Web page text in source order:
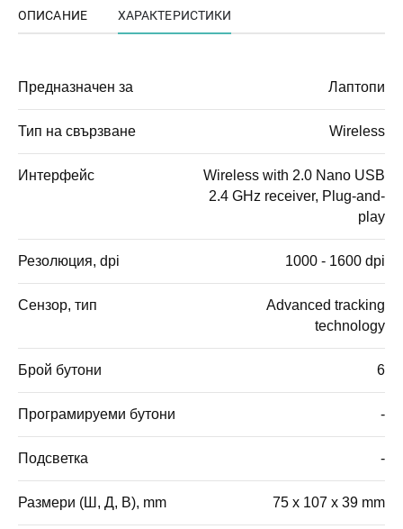
ОПИСАНИЕ ХАРАКТЕРИСТИКИ
Предназначен за Лаптопи
Тип на свързване Wireless
Интерфейс
Wirelеss with 2.0 Nano USB
2.4 GHz receiver, Plug-and-
play
Резолюция, dpi 1000 - 1600 dpi
Сензор, тип
Аdvanced tracking
technology
Брой бутони 6
Програмируеми бутони -
Подсветка -
Размери (Ш, Д, В), mm 75 x 107 x 39 mm